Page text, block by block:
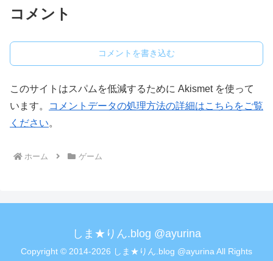
コメント
コメントを書き込む
このサイトはスパムを低減するために Akismet を使って
います。
コメントデータの処理方法の詳細はこちらをご覧
ください。
ホーム ゲーム
しま★りん.blog @ayurina
Copyright © 2014-2026 しま★りん.blog @ayurina All Rights